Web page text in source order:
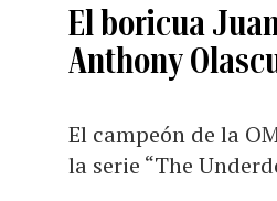
El boricua
Anthony
El campeón de la
la serie “The